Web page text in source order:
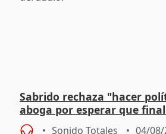
Sabrido rechaza "hacer
aboga por esperar que
investigación del incendio
Sonido Totales 04/08/